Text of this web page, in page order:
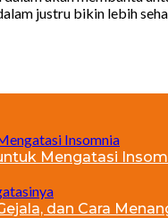
justru bikin lebih
Mengatasi
dan Cara